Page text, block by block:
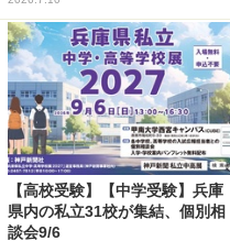
【高校受験】【中学受験】兵庫
県内の私立31校が集結、個別相
談会9/6